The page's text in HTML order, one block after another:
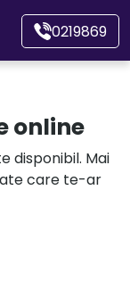
0219869
online
disponibil. Mai
care te-ar